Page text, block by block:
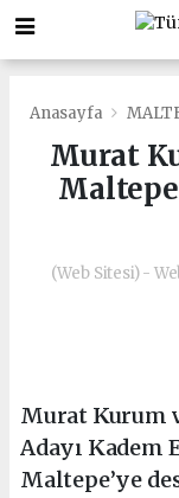
Anasayfa
Murat
(Web Sitesi) -
Murat Kurum
Adayı Kadem
Maltepe’ye